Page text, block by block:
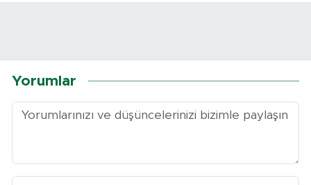
Yorumlar